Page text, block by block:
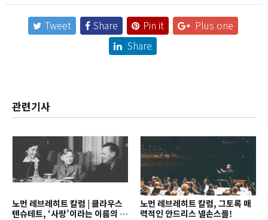
Tweet Share Pin it
Plus one
Share
관련기사
노먼 레브레히트 칼럼 | 클라우스
텐슈테트, ‘사랑’이라는 이름의 지
노먼 레브레히트 칼럼, 그토록 매
력적인 안드리스 넬손스를!